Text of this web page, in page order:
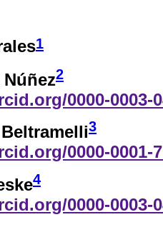
1
2
0000-0003-
3
0000-0001-
4
0000-0003-